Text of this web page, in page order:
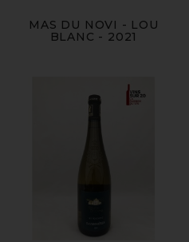
MAS DU NOVI - LOU
BLANC - 2021